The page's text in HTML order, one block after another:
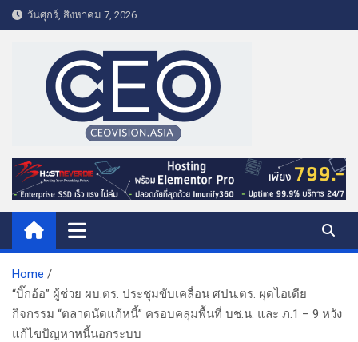
k
e
t
วันศุกร์, สิงหาคม 7, 2026
CEO VISION.ASIA
Business & Lifestyle
Home
“บิ๊กอ้อ” ผู้ช่วย ผบ.ตร. ประชุมขับเคลื่อน ศปน.ตร. ผุดไอเดีย
กิจกรรม “ตลาดนัดแก้หนี้” ครอบคลุมพื้นที่ บช.น. และ ภ.1 – 9 หวัง
แก้ไขปัญหาหนี้นอกระบบ